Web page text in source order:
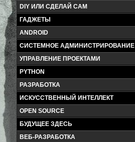
DIY ИЛИ СДЕЛАЙ САМ
ГАДЖЕТЫ
ANDROID
СИСТЕМНОЕ АДМИНИСТРИРОВАНИЕ
УПРАВЛЕНИЕ ПРОЕКТАМИ
PYTHON
РАЗРАБОТКА
ИСКУССТВЕННЫЙ ИНТЕЛЛЕКТ
OPEN SOURCE
БУДУЩЕЕ ЗДЕСЬ
ВЕБ-РАЗРАБОТКА